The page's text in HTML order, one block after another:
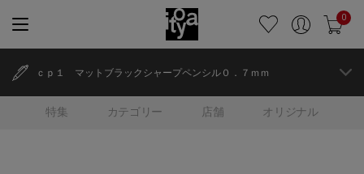
0
特集 カテゴリー 店舗 オリジナル
ｃｐ１ マットブラックシャープペンシル０．７ｍｍ